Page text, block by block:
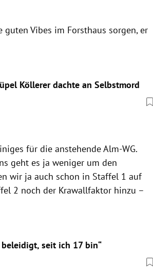
guten Vibes im Forsthaus sorgen, er
Köllerer dachte an Selbstmord
für die anstehende Alm-WG.
geht es ja weniger um den
wir ja auch schon in Staffel 1 auf
2 noch der Krawallfaktor hinzu –
beleidigt, seit ich 17 bin“